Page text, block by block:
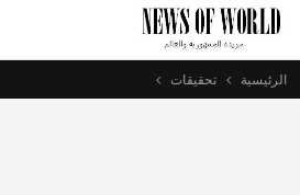
الرئيسية تحقيقات